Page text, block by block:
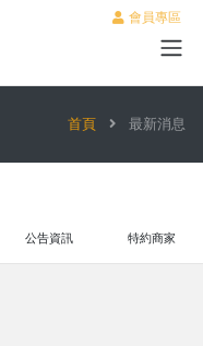
會員專區
首頁 最新消息
公告資訊 特約商家